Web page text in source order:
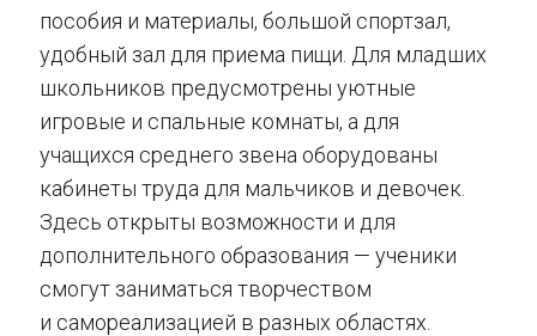
пособия и материалы, большой спортзал,
удобный зал для приема пищи. Для младших
школьников предусмотрены уютные
игровые и спальные комнаты, а для
учащихся среднего звена оборудованы
кабинеты труда для мальчиков и девочек.
Здесь открыты возможности и для
дополнительного образования — ученики
смогут заниматься творчеством
и самореализацией в разных областях.